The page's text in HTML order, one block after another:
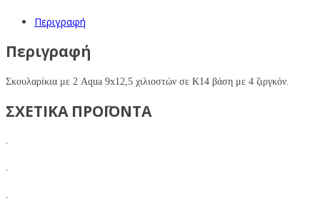
Περιγραφή
Περιγραφή
Σκουλαρίκια με 2 Aqua 9x12,5 χιλιοστών σε Κ14 βάση με 4 ζιργκόν.
ΣΧΕΤΙΚΑ ΠΡΟΪΟΝΤΑ
.
.
.